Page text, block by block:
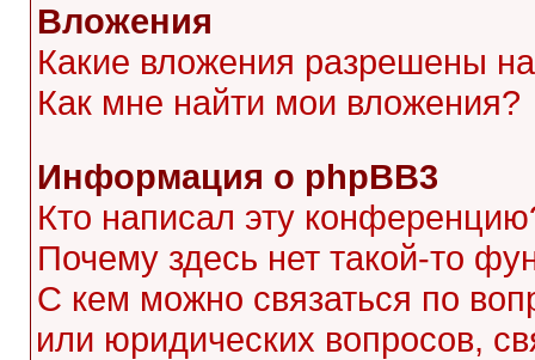
Вложения
Какие вложения разрешены
Как мне найти мои вложения?
Информация о phpBB3
Кто написал эту
Почему здесь нет такой-то
С кем можно связаться по
или юридических вопросов,